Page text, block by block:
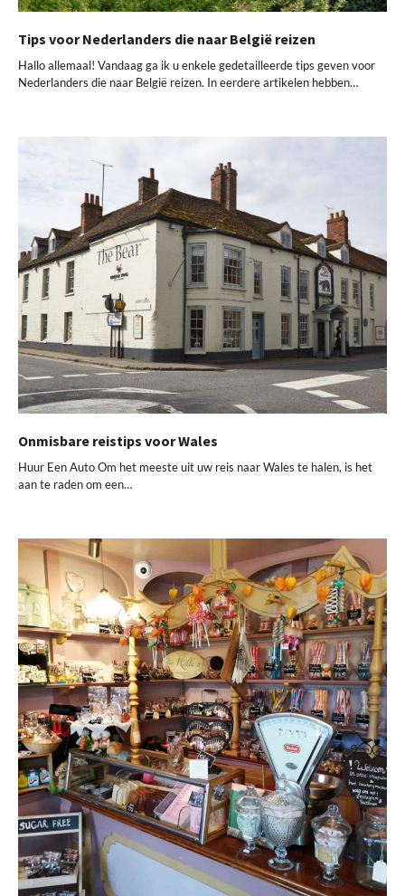
Tips voor Nederlanders die naar België reizen
Hallo allemaal! Vandaag ga ik u enkele gedetailleerde tips geven voor
Nederlanders die naar België reizen. In eerdere artikelen hebben…
Onmisbare reistips voor Wales
Huur Een Auto Om het meeste uit uw reis naar Wales te halen, is het
aan te raden om een…